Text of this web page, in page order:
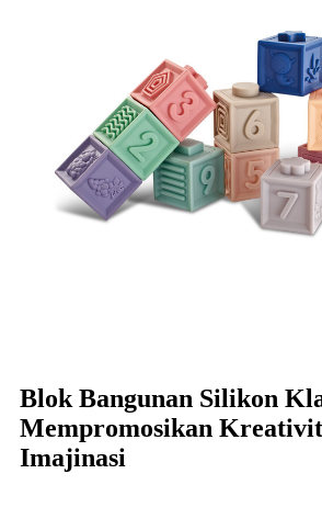
Blok Bangunan Silikon
Mempromosikan
Imajinasi